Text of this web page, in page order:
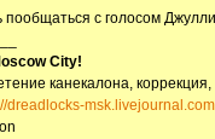
пообщаться с голосом
Сity!
канекалона,
dreadlocks-